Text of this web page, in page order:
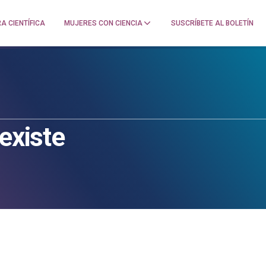
CIENTÍFICA MUJERES CON CIENCIA SUSCRÍBETE AL BOLETÍN